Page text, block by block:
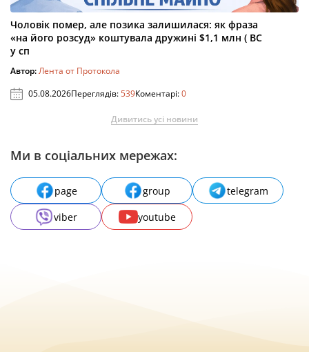
Чоловік помер, але позика залишилася: як фраза
«на його розсуд» коштувала дружині $1,1 млн ( ВС
у сп
Автор:Лента от Протокола
05.08.2026Переглядів:539Коментарі:0
Дивитись усі новини
Ми в соціальних мережах:
page group
telegram
viber
youtube